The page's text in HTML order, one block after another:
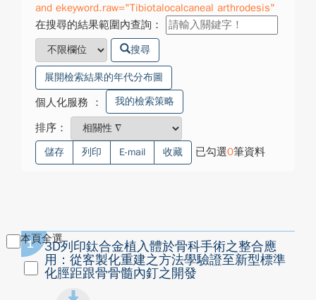
and ekeyword.raw="Tibiotalocalcaneal arthrodesis"
在搜尋的結果範圍內查詢：
搜尋
展開檢索結果的年代分布圖
個人化服務 ： 我的檢索策略
排序：
儲存 列印 E-mail 收藏 已勾選0筆資料
本頁全選
1
3D列印鈦合金植入體於骨科手術之整合應
用：從客製化重建之方法學驗證至新型標準
化脛距跟骨骨髓內釘之開發